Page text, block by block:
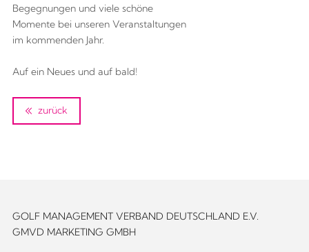
Begegnungen und viele schöne
Momente bei unseren Veranstaltungen
im kommenden Jahr.
Auf ein Neues und auf bald!
zurück
GOLF MANAGEMENT VERBAND DEUTSCHLAND E.V.
GMVD MARKETING GMBH